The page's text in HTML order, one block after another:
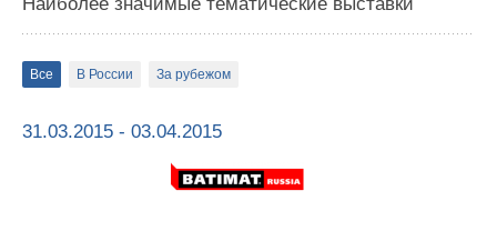
Наиболее значимые тематические выставки
Все В России За рубежом
31.03.2015 - 03.04.2015